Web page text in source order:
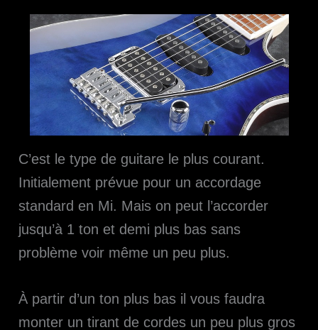
C’est le type de guitare le plus courant.
Initialement prévue pour un accordage
standard en Mi. Mais on peut l’accorder
jusqu’à 1 ton et demi plus bas sans
problème voir même un peu plus.
À partir d’un ton plus bas il vous faudra
monter un tirant de cordes un peu plus gros